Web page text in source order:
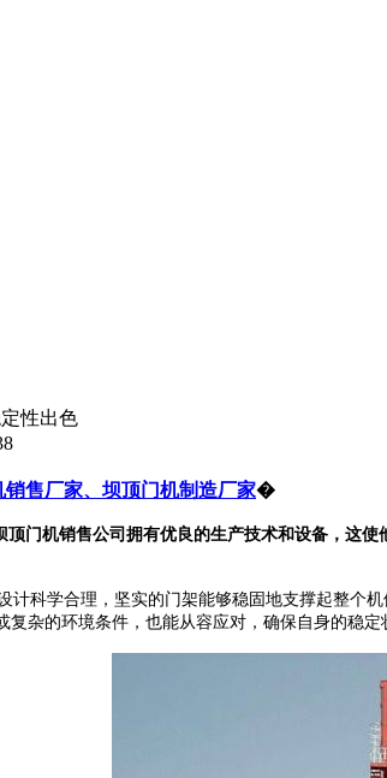
性出色
售厂家、坝顶门机制造厂家�
门机销售公司拥有优良的生产技术和设备，这
计科学合理，坚实的门架能够稳固地支撑起整个
杂的环境条件，也能从容应对，确保自身的稳定